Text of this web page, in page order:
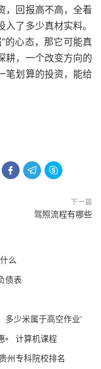
，回报高不高，全看
了多少真材实料。
的心态，那它可能真
耕，一个改变方向的
笔划算的投资，能给
  
下一篇
驾照流程有哪些
么
债表
多少米属于高空作业‘
计算机课程
州专科院校排名